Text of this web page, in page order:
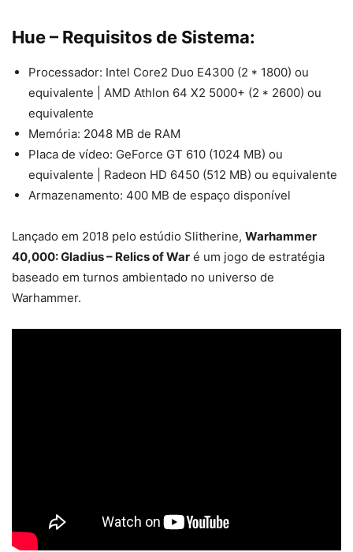
Hue – Requisitos de Sistema:
Processador: Intel Core2 Duo E4300 (2 * 1800) ou
equivalente | AMD Athlon 64 X2 5000+ (2 * 2600) ou
equivalente
Memória: 2048 MB de RAM
Placa de vídeo: GeForce GT 610 (1024 MB) ou
equivalente | Radeon HD 6450 (512 MB) ou equivalente
Armazenamento: 400 MB de espaço disponível
Lançado em 2018 pelo estúdio Slitherine, Warhammer
40,000: Gladius – Relics of War é um jogo de estratégia
baseado em turnos ambientado no universo de
Warhammer.